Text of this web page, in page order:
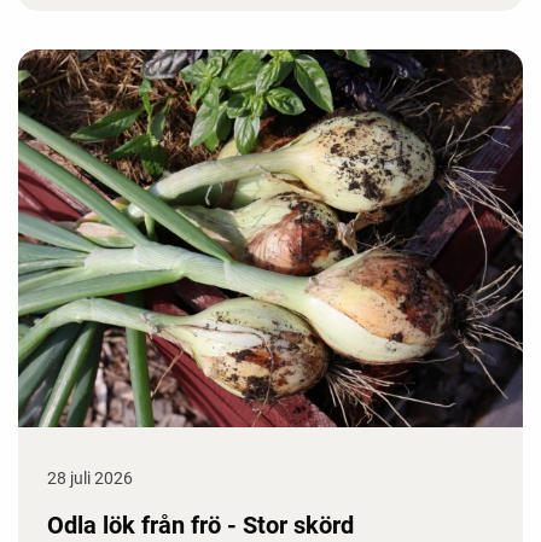
28 juli 2026
Odla lök från frö - Stor skörd